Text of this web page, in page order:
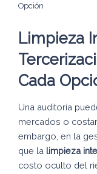
Opción
Limpieza
Cada
Una auditoría
mercados o
embargo, en la
que la limpieza
costo oculto del